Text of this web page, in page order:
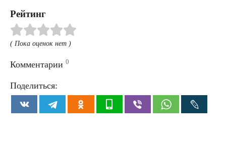
Рейтинг
( Пока оценок нет )
Комментарии 0
Поделиться: